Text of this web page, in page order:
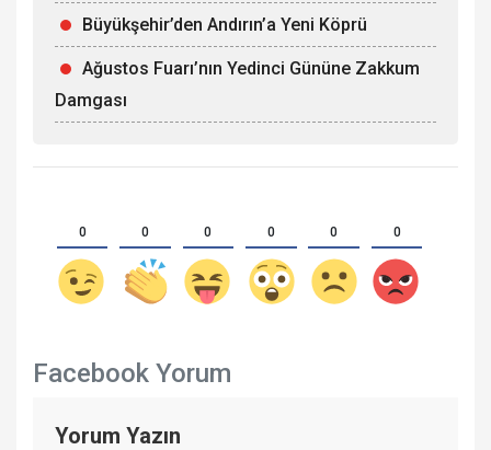
Büyükşehir’den Andırın’a Yeni Köprü
Ağustos Fuarı’nın Yedinci Gününe Zakkum
Damgası
0 0 0 0 0 0
Facebook Yorum
Yorum Yazın